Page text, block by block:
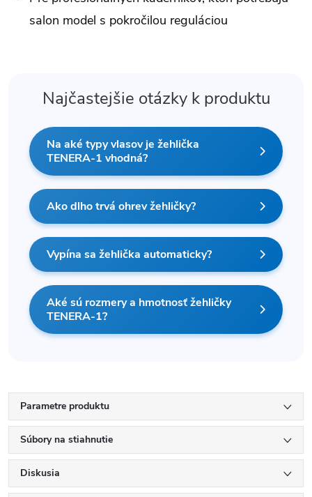
salon model s pokročilou reguláciou
Najčastejšie otázky k produktu
Na aké typy vlasov je žehlička
TENERA-1 vhodná?
Ako dlho trvá ohrev žehličky?
Vypína sa žehlička automaticky?
Aké sú rozmery a hmotnosť žehličky
TENERA-1?
Parametre produktu
Súbory na stiahnutie
Diskusia